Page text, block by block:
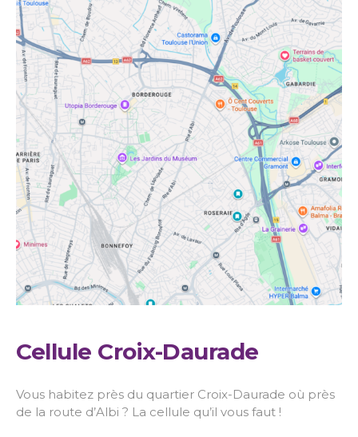
Cellule Croix-Daurade
Vous habitez près du quartier Croix-Daurade où près
de la route d’Albi ? La cellule qu’il vous faut !